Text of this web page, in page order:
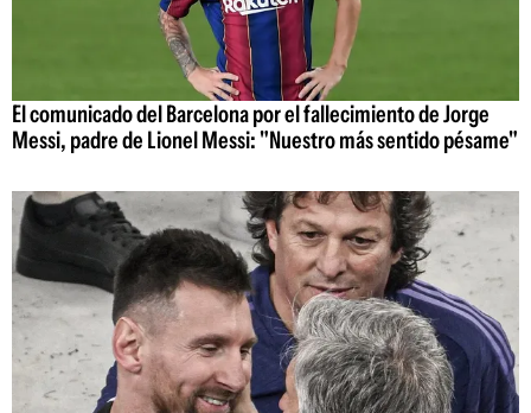
El comunicado del Barcelona por el fallecimiento de Jorge
Messi, padre de Lionel Messi: "Nuestro más sentido pésame"